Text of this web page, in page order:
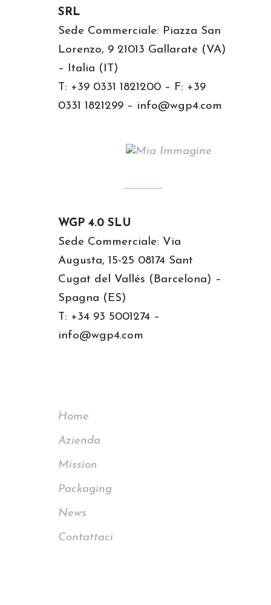
SRL
Sede Commerciale: Piazza San
Lorenzo, 9 21013 Gallarate (VA)
– Italia (IT)
T: +39 0331 1821200 – F: +39
0331 1821299 – info@wgp4.com
WGP 4.0 SLU
Sede Commerciale: Via
Augusta, 15-25 08174 Sant
Cugat del Vallés (Barcelona) –
Spagna (ES)
T: +34 93 5001274 –
info@wgp4.com
Home
Azienda
Mission
Packaging
News
Contattaci